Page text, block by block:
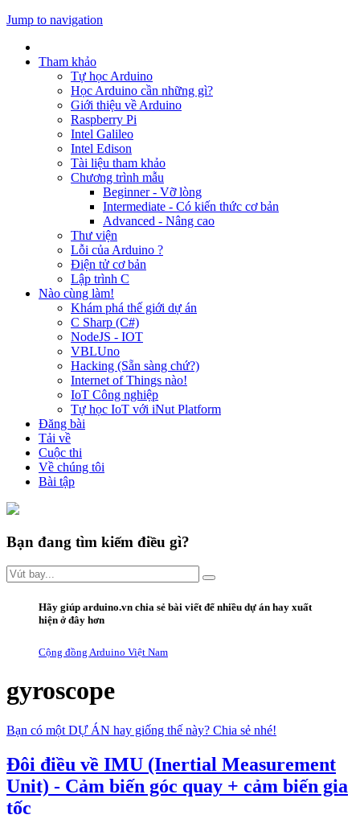
Jump to navigation
Tham khảo
Tự học Arduino
Học Arduino cần những gì?
Giới thiệu về Arduino
Raspberry Pi
Intel Galileo
Intel Edison
Tài liệu tham khảo
Chương trình mẫu
Beginner - Vỡ lòng
Intermediate - Có kiến thức cơ bản
Advanced - Nâng cao
Thư viện
Lỗi của Arduino ?
Điện tử cơ bản
Lập trình C
Nào cùng làm!
Khám phá thế giới dự án
C Sharp (C#)
NodeJS - IOT
VBLUno
Hacking (Sẵn sàng chứ?)
Internet of Things nào!
IoT Công nghiệp
Tự học IoT với iNut Platform
Đăng bài
Tải về
Cuộc thi
Về chúng tôi
Bài tập
Bạn đang tìm kiếm điều gì?
Hãy giúp arduino.vn chia sẻ bài viết để nhiều dự án hay xuất
hiện ở đây hơn
Cộng đồng Arduino Việt Nam
gyroscope
Bạn có một DỰ ÁN hay giống thế này? Chia sẻ nhé!
Đôi điều về IMU (Inertial Measurement
Unit) - Cảm biến góc quay + cảm biến gia
tốc